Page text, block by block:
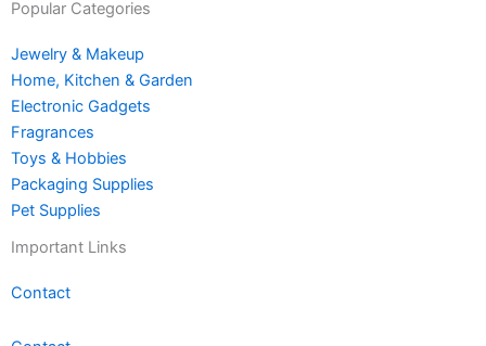
Popular Categories
Jewelry & Makeup
Home, Kitchen & Garden
Electronic Gadgets
Fragrances
Toys & Hobbies
Packaging Supplies
Pet Supplies
Important Links
Contact